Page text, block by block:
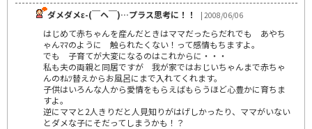
ダメダメε-(￣ヘ￣)…プラス思考に！！
| 2008/06/06
はじめて赤ちゃんを産んだときはママだったらだれでも あやち
ゃんﾏﾏのように 触られたくない！って感情もちますよ。
でも 子育てが大変になるのはこれからに・・・
私も夫の両親と同居ですが 我が家ではおじいちゃんまで赤ちゃ
んのｵﾑﾂ替えからお風呂にまで入れてくれます。
子供はいろんな人から愛情をもらえばもらうほど心豊かに育ちま
すよ。
逆にママと2人きりだと人見知りがはげしかったり、ママがいない
とダメな子にそだってしまうかも！？